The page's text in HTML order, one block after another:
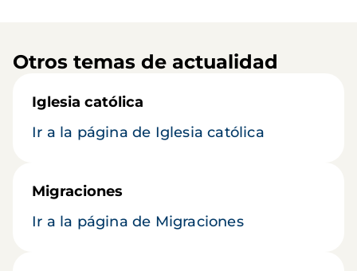
Otros temas de actualidad
Iglesia católica
Ir a la página de Iglesia católica
Migraciones
Ir a la página de Migraciones